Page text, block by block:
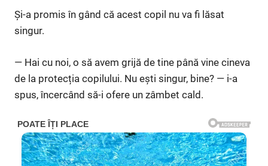
Și-a promis în gând că acest copil nu va fi lăsat
singur.
— Hai cu noi, o să avem grijă de tine până vine cineva
de la protecția copilului. Nu ești singur, bine? — i-a
spus, încercând să-i ofere un zâmbet cald.